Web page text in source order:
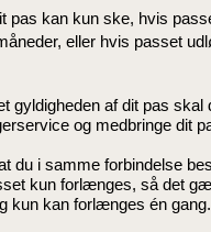
pas kan kun ske, hvis
eller hvis passet
gyldigheden af dit pas skal
og medbringe dit
du i samme forbindelse
kun forlænges, så det
kun kan forlænges én gang.